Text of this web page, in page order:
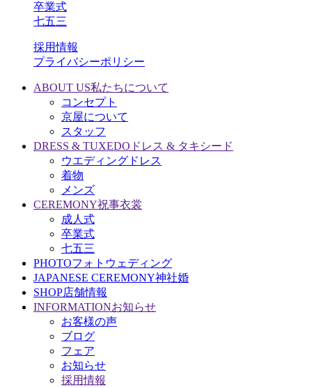
卒業式
七五三
採用情報
プライバシーポリシー
ABOUT US私たちについて
コンセプト
京屋について
スタッフ
DRESS & TUXEDO ドレス & タキシード
ウエディングドレス
着物
メンズ
CEREMONY祝事衣裳
成人式
卒業式
七五三
PHOTOフォトウェディング
JAPANESE CEREMONY神社婚
SHOP店舗情報
INFORMATIONお知らせ
お客様の声
ブログ
フェア
お知らせ
採用情報